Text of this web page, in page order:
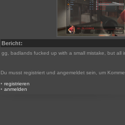
Bericht:
gg, badlands fucked up with a small mistake, but all
Du musst registriert und angemeldet sein, um
• registrieren
• anmelden